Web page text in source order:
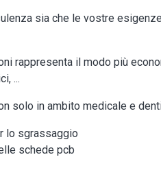
sia che le vostre
rappresenta il modo più
...
solo in ambito medicale e
lo sgrassaggio
schede pcb